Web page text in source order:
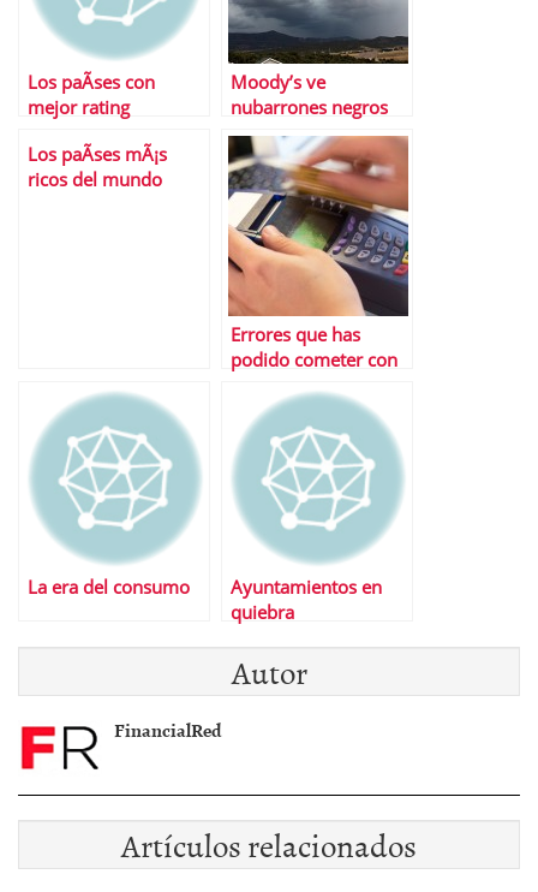
Los paÃ­ses con
mejor rating
Moody’s ve
nubarrones negros
en el futuro de la
economÃ­a mundial
Los paÃ­ses mÃ¡s
ricos del mundo
Errores que has
podido cometer con
este verano
La era del consumo
Ayuntamientos en
quiebra
Autor
FinancialRed
Artículos relacionados